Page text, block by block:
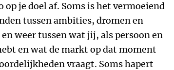
je doel af. Soms is het vermoeiend
tussen ambities, dromen en
weer tussen wat jij, als persoon en
en wat de markt op dat moment
vraagt. Soms hapert